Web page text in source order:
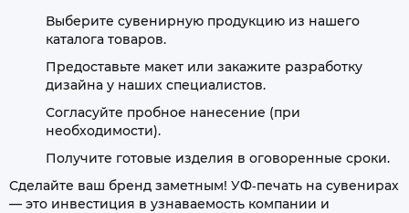
Выберите сувенирную продукцию из нашего
каталога товаров.
Предоставьте макет или закажите разработку
дизайна у наших специалистов.
Согласуйте пробное нанесение (при
необходимости).
Получите готовые изделия в оговоренные сроки.
Сделайте ваш бренд заметным! УФ‑печать на сувенирах
— это инвестиция в узнаваемость компании и